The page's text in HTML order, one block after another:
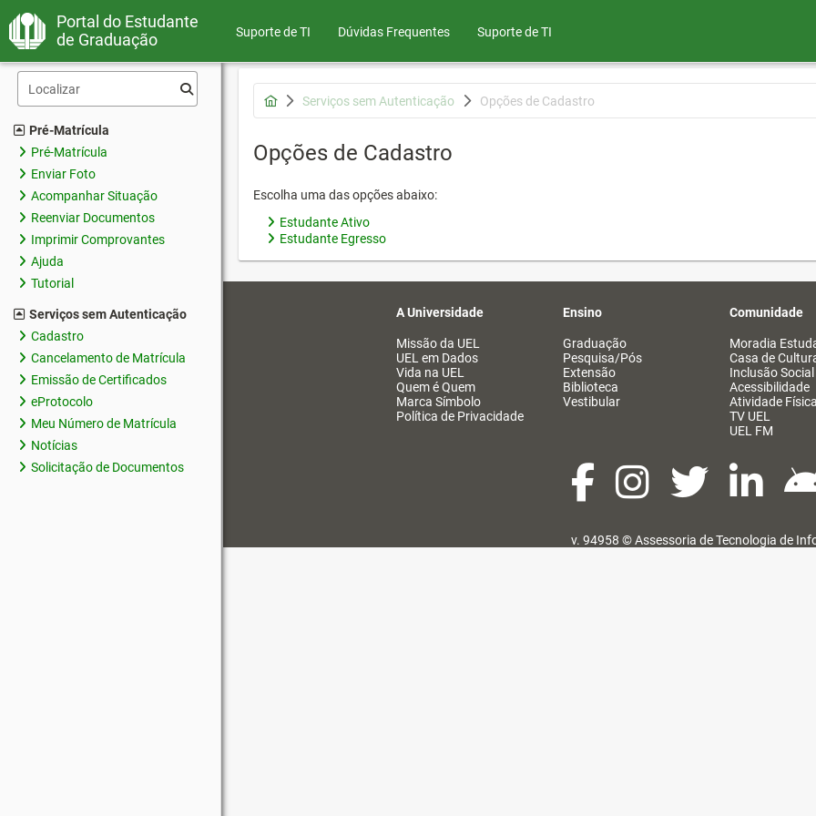
Portal do Estudante
de Graduação
Suporte de TI Dúvidas Frequentes Suporte de TI
Pré-Matrícula
Pré-Matrícula
Enviar Foto
Acompanhar Situação
Reenviar Documentos
Imprimir Comprovantes
Ajuda
Tutorial
Serviços sem Autenticação
Cadastro
Cancelamento de Matrícula
Emissão de Certificados
eProtocolo
Meu Número de Matrícula
Notícias
Solicitação de Documentos
Serviços sem Autenticação Opções de Cadastro
Opções de Cadastro
Escolha uma das opções abaixo:
Estudante Ativo
Estudante Egresso
A Universidade
Missão da UEL
UEL em Dados
Vida na UEL
Quem é Quem
Marca Símbolo
Política de Privacidade
Ensino
Graduação
Pesquisa/Pós
Extensão
Biblioteca
Vestibular
Comunidade
Moradia
Casa de
Inclusão Social
Acessibilidade
Atividade Física
TV UEL
UEL FM
v. 94958 ©Assessoria de Tecnologia de